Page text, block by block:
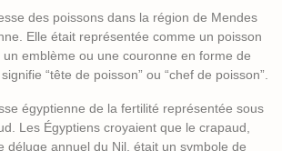
des poissons dans la région de Mendes
Elle était représentée comme un poisson
emblème ou une couronne en forme de
“tête de poisson” ou “chef de poisson”.
égyptienne de la fertilité représentée sous
Les Égyptiens croyaient que le crapaud,
déluge annuel du Nil, était un symbole de